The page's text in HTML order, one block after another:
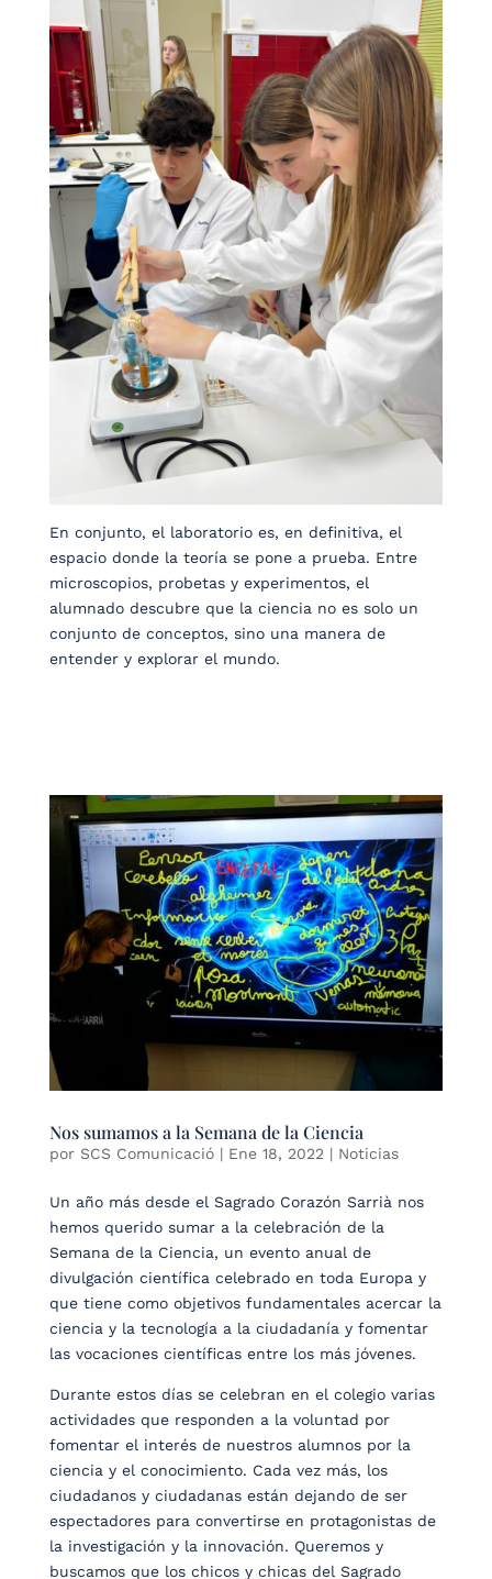
En conjunto, el laboratorio es, en definitiva, el
espacio donde la teoría se pone a prueba. Entre
microscopios, probetas y experimentos, el
alumnado descubre que la ciencia no es solo un
conjunto de conceptos, sino una manera de
entender y explorar el mundo.
Nos sumamos a la Semana de la Ciencia
por SCS Comunicació| Ene 18, 2022| Noticias
Un año más desde el Sagrado Corazón Sarrià nos
hemos querido sumar a la celebración de la
Semana de la Ciencia, un evento anual de
divulgación científica celebrado en toda Europa y
que tiene como objetivos fundamentales acercar la
ciencia y la tecnología a la ciudadanía y fomentar
las vocaciones científicas entre los más jóvenes.
Durante estos días se celebran en el colegio varias
actividades que responden a la voluntad por
fomentar el interés de nuestros alumnos por la
ciencia y el conocimiento. Cada vez más, los
ciudadanos y ciudadanas están dejando de ser
espectadores para convertirse en protagonistas de
la investigación y la innovación. Queremos y
buscamos que los chicos y chicas del Sagrado